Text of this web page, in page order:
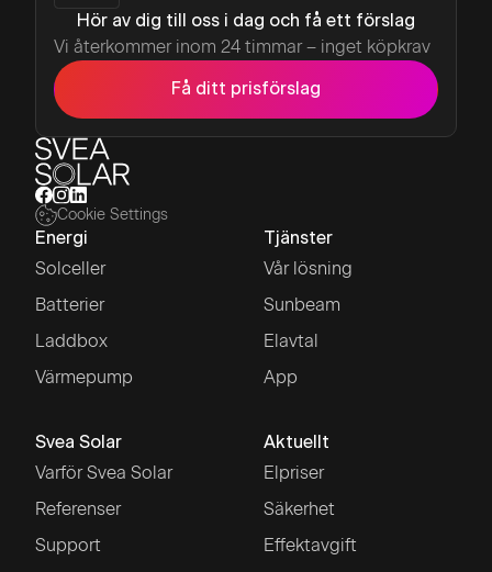
Hör av dig till oss i dag och få ett förslag
Vi återkommer inom 24 timmar – inget köpkrav
Få ditt prisförslag
Cookie Settings
Energi
Solceller
Batterier
Laddbox
Värmepump
Tjänster
Vår lösning
Sunbeam
Elavtal
App
Svea Solar
Varför Svea Solar
Referenser
Support
Aktuellt
Elpriser
Säkerhet
Effektavgift